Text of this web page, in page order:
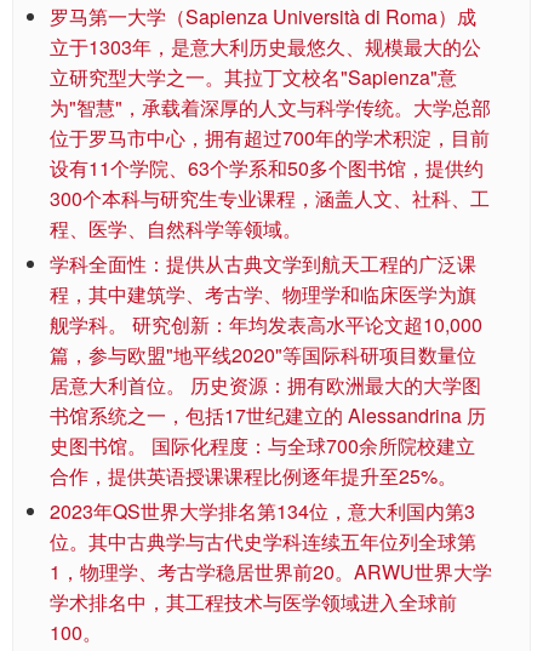
罗马第一大学（Sapienza Università di Roma）成
立于1303年，是意大利历史最悠久、规模最大的公
立研究型大学之一。其拉丁文校名"Sapienza"意
为"智慧"，承载着深厚的人文与科学传统。大学总部
位于罗马市中心，拥有超过700年的学术积淀，目前
设有11个学院、63个学系和50多个图书馆，提供约
300个本科与研究生专业课程，涵盖人文、社科、工
程、医学、自然科学等领域。
学科全面性：提供从古典文学到航天工程的广泛课
程，其中建筑学、考古学、物理学和临床医学为旗
舰学科。 研究创新：年均发表高水平论文超10,000
篇，参与欧盟"地平线2020"等国际科研项目数量位
居意大利首位。 历史资源：拥有欧洲最大的大学图
书馆系统之一，包括17世纪建立的 Alessandrina 历
史图书馆。 国际化程度：与全球700余所院校建立
合作，提供英语授课课程比例逐年提升至25%。
2023年QS世界大学排名第134位，意大利国内第3
位。其中古典学与古代史学科连续五年位列全球第
1，物理学、考古学稳居世界前20。ARWU世界大学
学术排名中，其工程技术与医学领域进入全球前
100。